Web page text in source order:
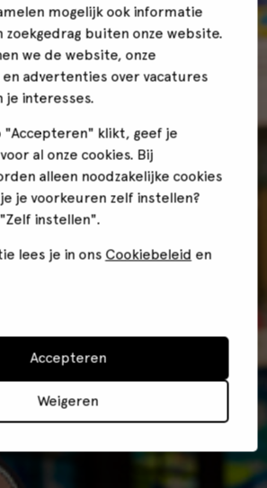
mogelijk ook informatie
zoekgedrag buiten onze website.
we de website, onze
en advertenties over vacatures
je interesses.
"Accepteren" klikt, geef je
al onze cookies. Bij
alleen noodzakelijke cookies
je voorkeuren zelf instellen?
instellen".
lees je in ons Cookiebeleid en
Weigeren
Accepteren